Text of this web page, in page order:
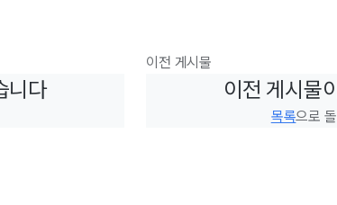
니다
이전 게시물
이전 게시물
목록으로